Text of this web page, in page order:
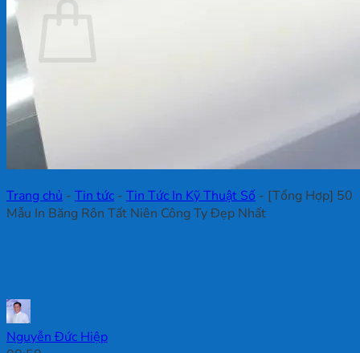
Quay trở lại cửa hàng
Trang chủ - Tin tức - Tin Tức In Kỹ Thuật Số - [Tổng Hợp] 50
Mẫu In Băng Rôn Tất Niên Công Ty Đẹp Nhất
Nguyễn Đức Hiệp